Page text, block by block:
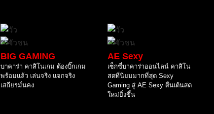
BIG GAMING
บาคาร่า คาสิโนเกม ต้องบิ๊กเกม
พร้อมแล้ว เล่นจริง แจกจริง
เสถียรมั่นคง
AE Sexy
เซ็กซี่บาคาร่าออนไลน์ คาสิโน
สดที่นิยมมากที่สุด Sexy
Gaming สู่ AE Sexy ตื่นเต้นสด
ใหม่ยิ่งขึ้น